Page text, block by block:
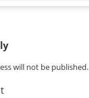
will not be published.